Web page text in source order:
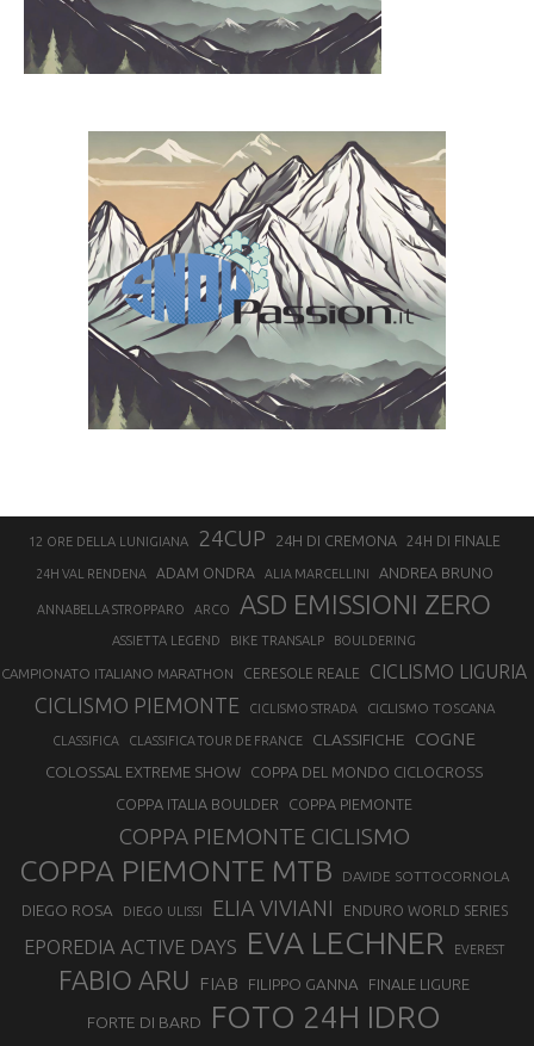
12 ORE DELLA LUNIGIANA 24CUP 24H DI CREMONA 24H DI FINALE
24H VAL RENDENA ADAM ONDRA ALIA MARCELLINI ANDREA BRUNO
ANNABELLA STROPPARO ARCO ASD EMISSIONI ZERO
ASSIETTA LEGEND BIKE TRANSALP BOULDERING
CAMPIONATO ITALIANO MARATHON CERESOLE REALE CICLISMO LIGURIA
CICLISMO PIEMONTE CICLISMO STRADA CICLISMO TOSCANA
CLASSIFICA CLASSIFICA TOUR DE FRANCE CLASSIFICHE COGNE
COLOSSAL EXTREME SHOW
COPPA DEL MONDO CICLOCROSS
COPPA ITALIA BOULDER
COPPA PIEMONTE
COPPA PIEMONTE CICLISMO
COPPA PIEMONTE MTB DAVIDE SOTTOCORNOLA
DIEGO ROSA DIEGO ULISSI ELIA VIVIANI ENDURO WORLD SERIES
EPOREDIA ACTIVE DAYS EVA LECHNER EVEREST
FABIO ARU FIAB FILIPPO GANNA FINALE LIGURE
FORTE DI BARD FOTO 24H IDRO